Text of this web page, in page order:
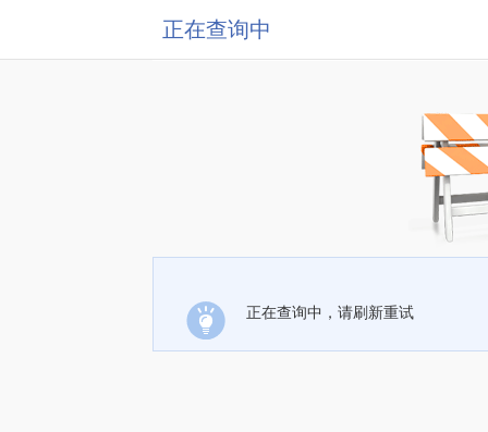
正在查询中
正在查询中，请刷新重试